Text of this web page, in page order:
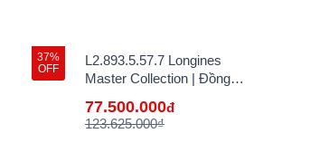
37%
OFF
L2.893.5.57.7 Longines
Master Collection | Đồng
Bán Lẻ Tại VN
77.500.000đ
123.625.000₫